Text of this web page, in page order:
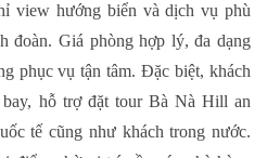
view hướng biển và dịch vụ phù
đoàn. Giá phòng hợp lý, đa dạng
phục vụ tận tâm. Đặc biệt, khách
hỗ trợ đặt tour Bà Nà Hill an
tế cũng như khách trong nước.